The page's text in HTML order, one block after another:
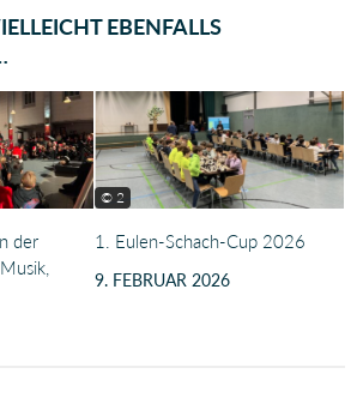
EBENFALLS
der
© 2
1. Eulen-Schach-Cup 2026
9. FEBRUAR 2026